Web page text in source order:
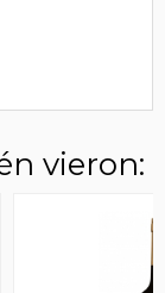
vieron: